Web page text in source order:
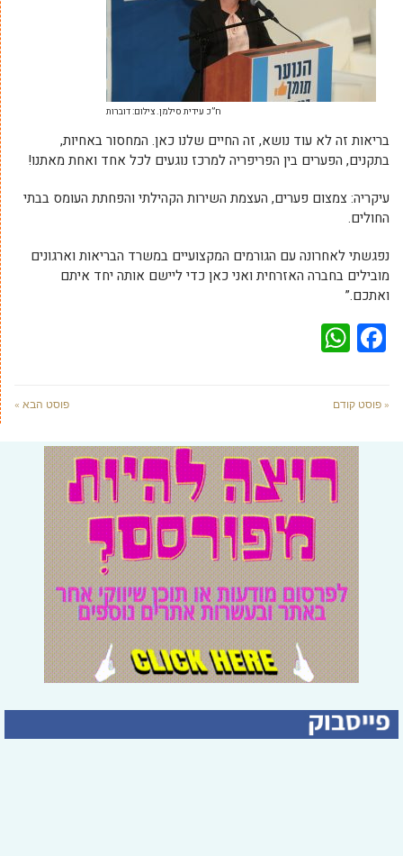
ח”כ עידית סילמן. צילום: דוברות
בריאות זה לא עוד נושא, זה החיים שלנו כאן. המחסור באחיות,
בתקנים, הפערים בין הפריפריה למרכז נוגעים לכל אחד ואחת מאתנו!
עיקריה: צמצום פערים, העצמת השירות הקהילתי והפחתת העומס בבתי
החולים.
נפגשתי לאחרונה עם הגורמים המקצועיים במשרד הבריאות וארגונים
מובילים בחברה האזרחית ואני כאן כדי ליישם אותה יחד איתם
ואתכם.”
Facebook
« פוסט קודם פוסט הבא »